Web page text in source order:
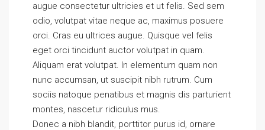
augue consectetur ultricies et ut felis. Sed sem
odio, volutpat vitae neque ac, maximus posuere
orci. Cras eu ultrices augue. Quisque vel felis
eget orci tincidunt auctor volutpat in quam.
Aliquam erat volutpat. In elementum quam non
nunc accumsan, ut suscipit nibh rutrum. Cum
sociis natoque penatibus et magnis dis parturient
montes, nascetur ridiculus mus.
Donec a nibh blandit, porttitor purus id, ornare